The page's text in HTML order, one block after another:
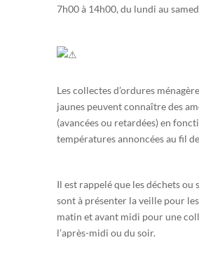
7h00 à 14h00, du lundi au
Les collectes d’ordures
jaunes peuvent connaître des
(avancées ou retardées) en
températures annoncées au fil
Il est rappelé que les déchets ou
sont à présenter la veille pour
matin et avant midi pour une
l’après-midi ou du soir.